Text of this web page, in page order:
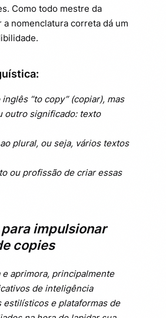
Como todo mestre da
a nomenclatura correta dá um
“to copy” (copiar), mas
outro significado: texto
plural, ou seja, vários textos
ou profissão de criar essas
impulsionar
copies
aprimora, principalmente
de inteligência
e plataformas de